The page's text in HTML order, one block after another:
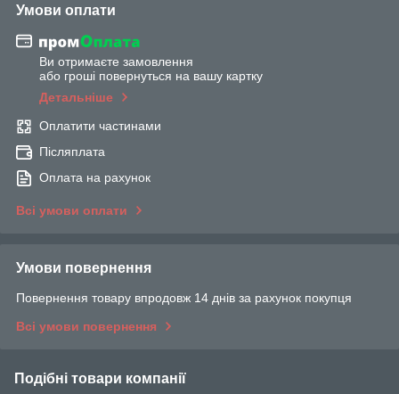
Умови оплати
Ви отримаєте замовлення
або гроші повернуться на вашу картку
Детальніше
Оплатити частинами
Післяплата
Оплата на рахунок
Всі умови оплати
Умови повернення
Повернення товару впродовж 14 днів за рахунок покупця
Всі умови повернення
Подібні товари компанії